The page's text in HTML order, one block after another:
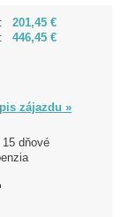
201,45 €
446,45 €
zájazdu »
dňové